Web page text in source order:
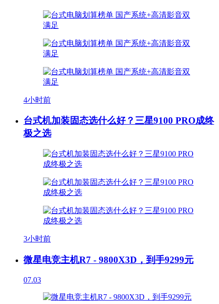
4小时前
台式机加装固态选什么好？三星9100 PRO成终
极之选
3小时前
微星电竞主机R7 - 9800X3D，到手9299元
07.03